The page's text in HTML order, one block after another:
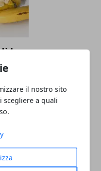
il nostro sito
scegliere a quali
banane e
ignorare